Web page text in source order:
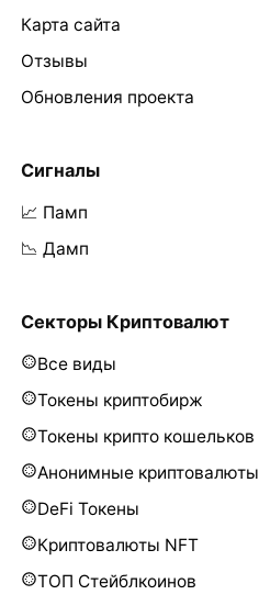
Карта сайта
Отзывы
Обновления проекта
Сигналы
📈 Памп
📉 Дамп
Секторы Криптовалют
Все виды
Токены криптобирж
Токены крипто кошельков
Анонимные криптовалюты
DeFi Токены
Криптовалюты NFT
ТОП Стейблкоинов